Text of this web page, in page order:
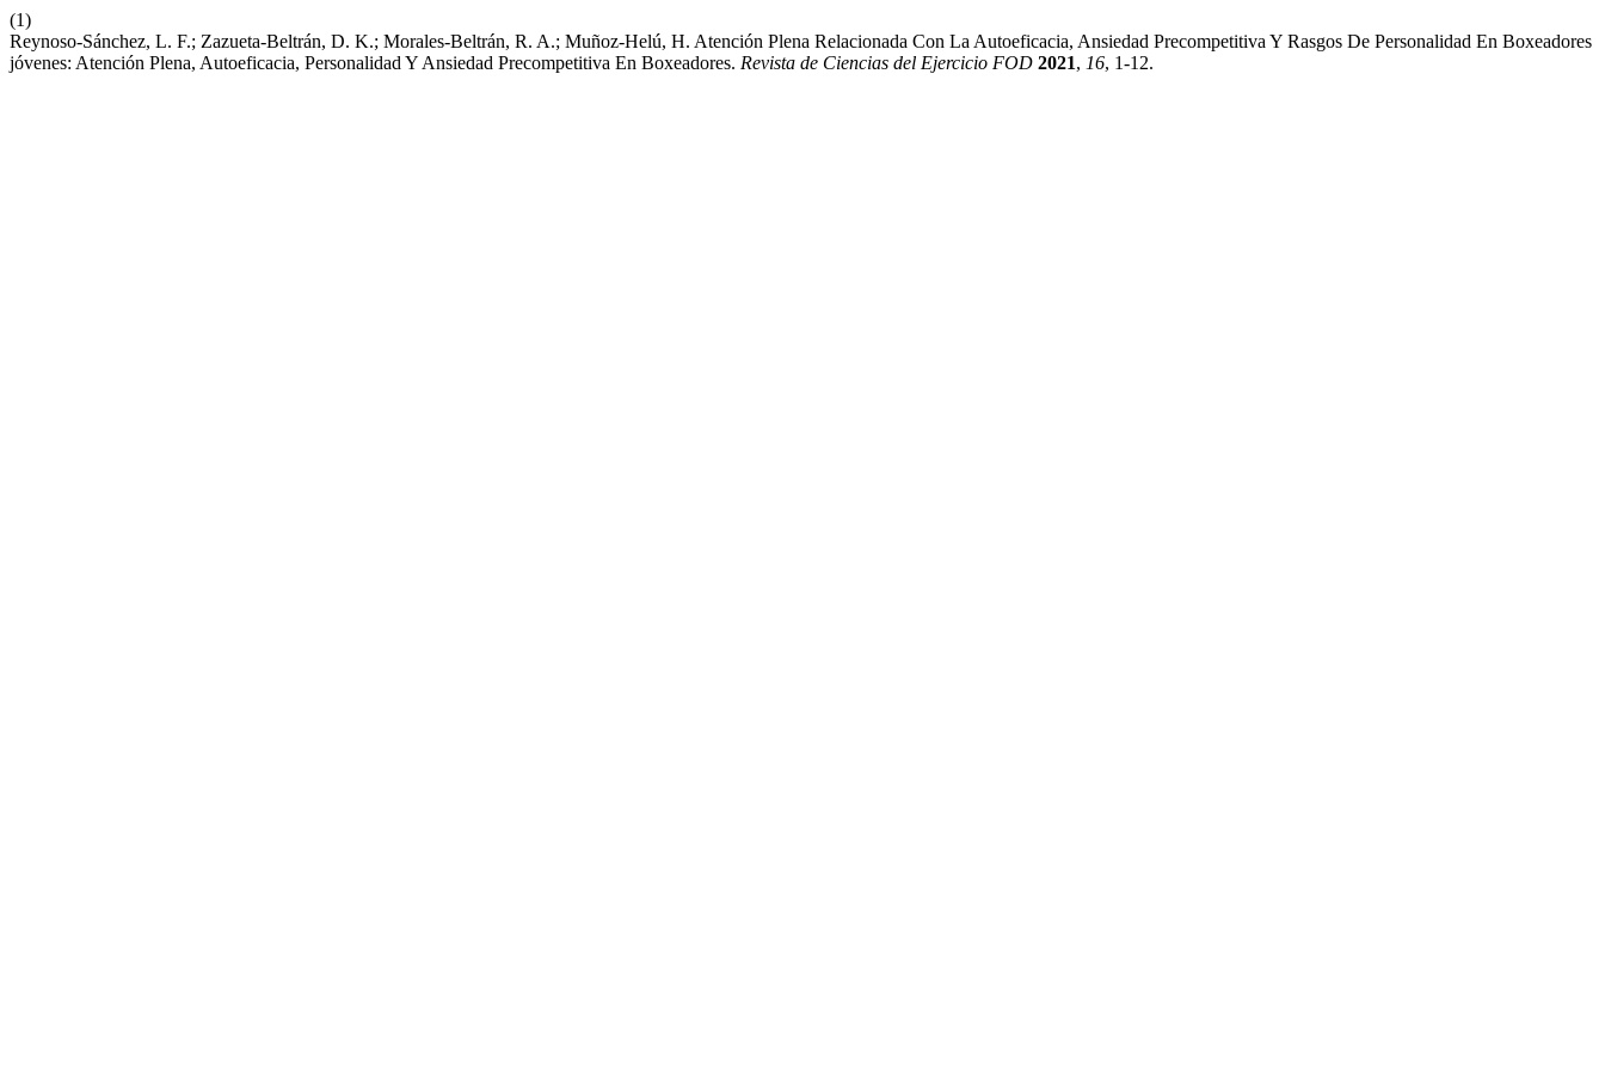
(1)
Reynoso-Sánchez, L. F.; Zazueta-Beltrán, D. K.; Morales-Beltrán, R. A.; Muñoz-Helú, H. Atención Plena Relacionada Con La Autoeficacia, Ansiedad Precompetitiva Y Rasgos De Personalidad En Boxeadores
jóvenes: Atención Plena, Autoeficacia, Personalidad Y Ansiedad Precompetitiva En Boxeadores. Revista de Ciencias del Ejercicio FOD 2021, 16, 1-12.